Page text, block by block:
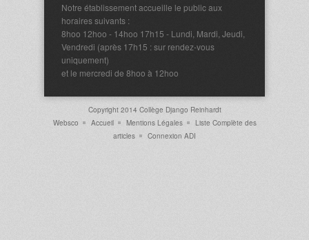
Notre établissement accueille le public aux
horaires suivants :
8hoo 12hoo - 14hoo 17h15 - Lundi, Mardi, Jeudi,
Vendredi (après 17h15 : sur rendez-vous
uniquement)
et le mercredi de 8hoo à 12hoo
Copyright 2014 Collège Django Reinhardt
Websco
Accueil Mentions Légales
Liste Complète des
articles
Connexion ADI